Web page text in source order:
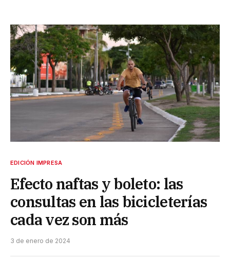
EDICIÓN IMPRESA
Efecto naftas y boleto: las
consultas en las bicicleterías
cada vez son más
3 de enero de 2024